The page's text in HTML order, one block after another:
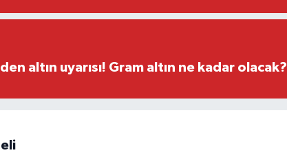
altın uyarısı! Gram altın ne kadar olacak?